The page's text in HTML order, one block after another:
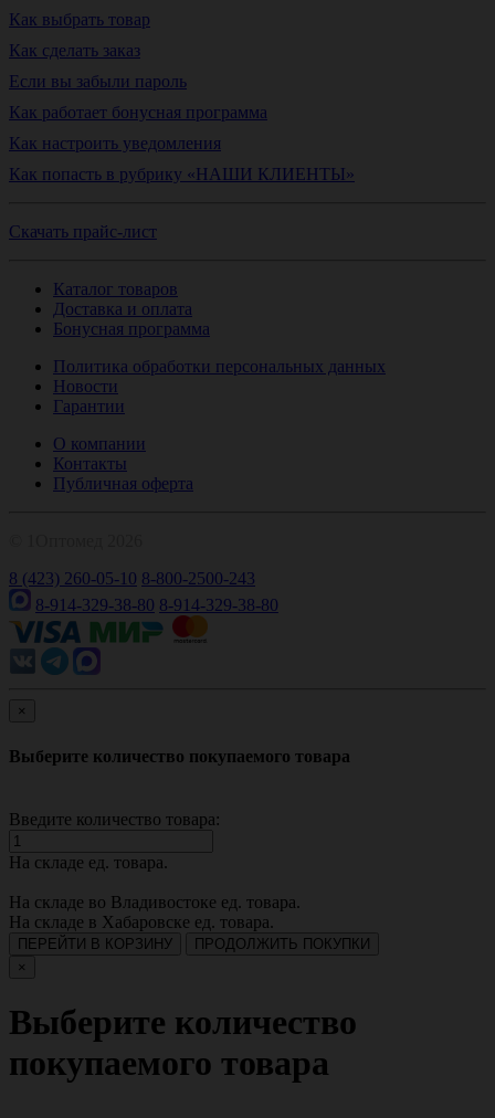
Как выбрать товар
Как сделать заказ
Если вы забыли пароль
Как работает бонусная программа
Как настроить уведомления
Как попасть в рубрику «НАШИ КЛИЕНТЫ»
Скачать прайс-лист
Каталог товаров
Доставка и оплата
Бонусная программа
Политика обработки персональных данных
Новости
Гарантии
О компании
Контакты
Публичная оферта
8 (423) 260-05-10 8-800-2500-243
8-914-329-38-80 8-914-329-38-80
×
Выберите количество покупаемого товара
Введите количество товара:
На складе ед. товара.
На складе во Владивостоке ед. товара.
На складе в Хабаровске ед. товара.
ПЕРЕЙТИ В КОРЗИНУ
ПРОДОЛЖИТЬ ПОКУПКИ
×
Выберите количество
покупаемого товара